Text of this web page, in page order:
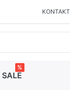
KONTAKT
SALE
%